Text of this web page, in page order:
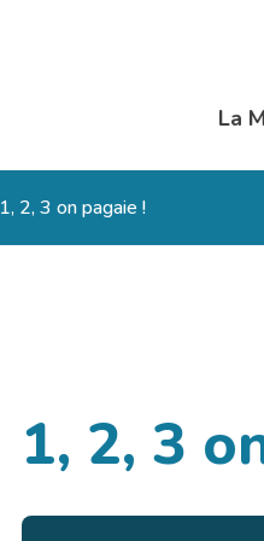
La
1, 2, 3 on pagaie !
1, 2, 3